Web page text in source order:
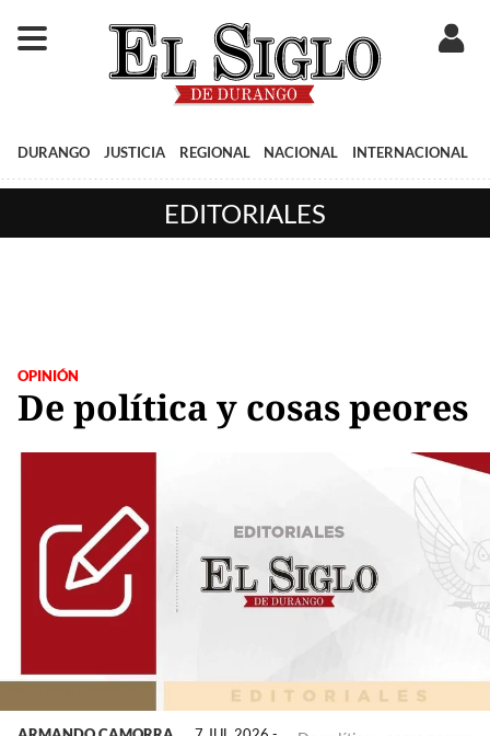
DURANGO JUSTICIA REGIONAL NACIONAL INTERNACIONAL
EDITORIALES
OPINIÓN
De política y cosas peores